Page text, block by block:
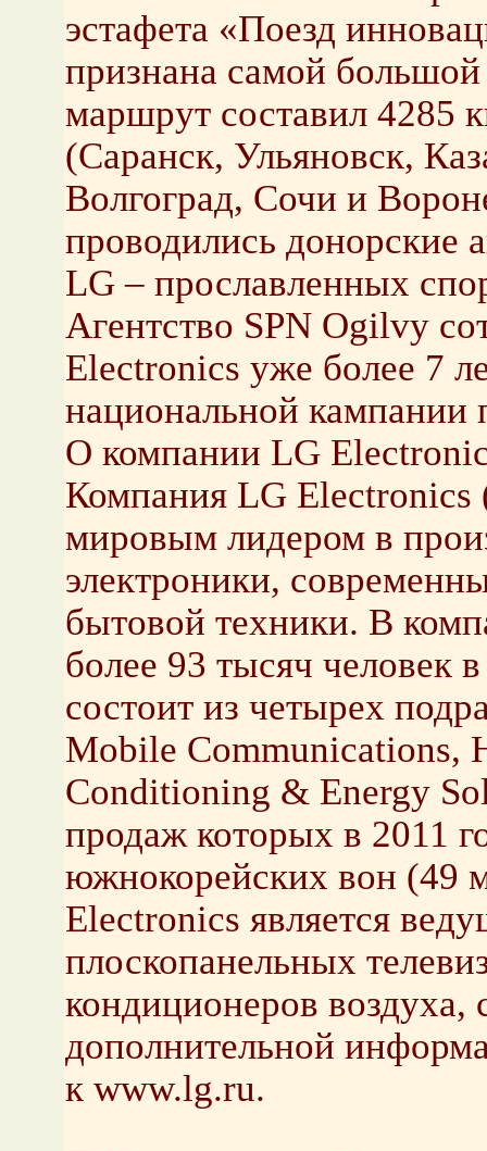
эстафета «Поезд
признана самой
маршрут составил 4285
(Саранск, Ульяновск,
Волгоград, Сочи и
проводились донорские
LG – прославленных
Агентство SPN Ogilvy
Electronics уже более 7
национальной кампании
О компании LG
Компания LG Electronics
мировым лидером в
электроники,
бытовой техники. В
более 93 тысяч человек
состоит из четырех
Mobile Communications,
Conditioning & Energy
продаж которых в 2011
южнокорейских вон (49
Electronics является
плоскопанельных
кондиционеров
дополнительной
к www.lg.ru.